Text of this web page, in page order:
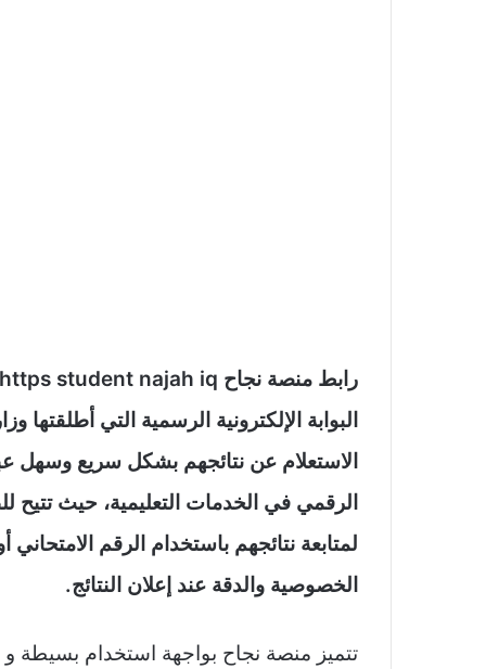
البوابة الإلكترونية الرسمية التي
الاستعلام عن نتائجهم بشكل سريع وسهل
الرقمي في الخدمات التعليمية، حيث تتيح
لمتابعة نتائجهم باستخدام الرقم
الخصوصية والدقة عند إعلان النتائج.
تتميز منصة نجاح بواجهة استخدام بسيطة و